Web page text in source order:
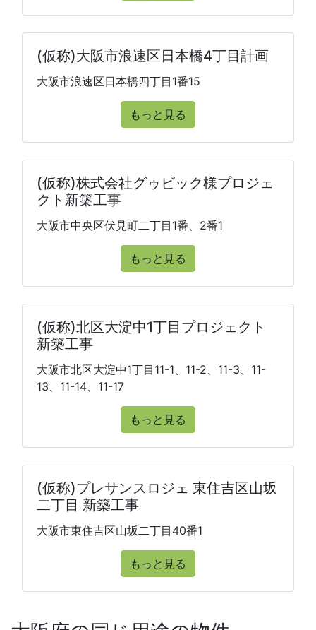
(仮称)大阪市浪速区日本橋4丁目計画
大阪市浪速区日本橋四丁目1番15
もっと見る
(仮称)株式会社グゥビック様プロジェ
クト新築工事
大阪市中央区伏見町二丁目1番、2番1
もっと見る
(仮称)北区大淀中1丁目プロジェクト
新築工事
大阪市北区大淀中1丁目11-1、11-2、11-3、11-
13、11-14、11-17
もっと見る
(仮称)プレサンスロジェ 東住吉区山坂
二丁目 新築工事
大阪市東住吉区山坂二丁目40番1
もっと見る